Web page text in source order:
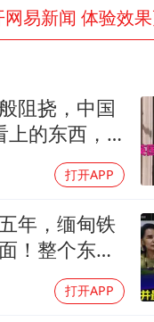
云南一男子胃中
曹颖儿子首次演
以军士兵把枪
网易新闻 体验效
阻挠，中国
的东西，
打开APP
年，缅甸铁
！整个东南
打开APP